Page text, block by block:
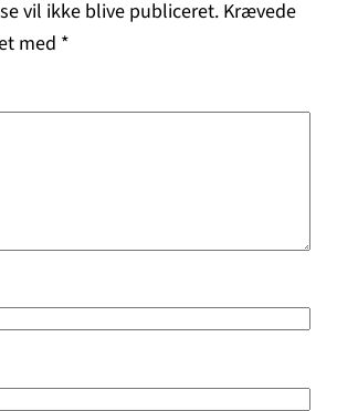
vil ikke blive publiceret. Krævede
med *